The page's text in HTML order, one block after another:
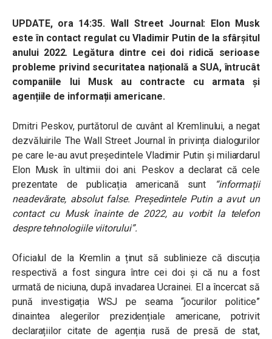
UPDATE, ora 14:35. Wall Street Journal: Elon Musk
este în contact regulat cu Vladimir Putin de la sfârşitul
anului 2022. Legătura dintre cei doi ridică serioase
probleme privind securitatea națională a SUA, întrucât
companiile lui Musk au contracte cu armata și
agențiile de informații americane.
Dmitri Peskov, purtătorul de cuvânt al Kremlinului, a negat
dezvăluirile The Wall Street Journal în privința dialogurilor
pe care le-au avut președintele Vladimir Putin și miliardarul
Elon Musk în ultimii doi ani. Peskov a declarat că cele
prezentate de publicația americană sunt
“informații
neadevărate, absolut false. Președintele Putin a avut un
contact cu Musk înainte de 2022, au vorbit la telefon
despre tehnologiile viitorului”.
Oficialul de la Kremlin a ținut să sublinieze că discuția
respectivă a fost singura între cei doi și că nu a fost
urmată de niciuna, după invadarea Ucrainei. El a încercat să
pună investigația WSJ pe seama “jocurilor politice”
dinaintea alegerilor prezidențiale americane, potrivit
declarațiilor citate de agenția rusă de presă de stat,